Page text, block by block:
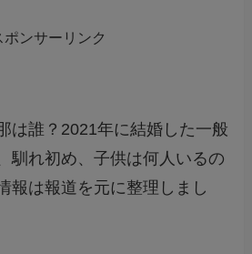
ポンサーリンク
は誰？2021年に結婚した一般
馴れ初め、子供は何人いるの
報は報道を元に整理しまし